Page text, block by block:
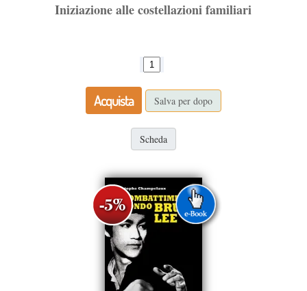
Iniziazione alle costellazioni familiari
Acquista Salva per dopo
Scheda